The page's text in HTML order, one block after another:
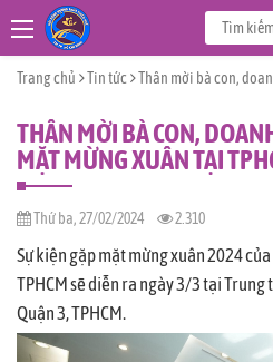
Trang chủ Tin tức Thân mời bà con, doanh
THÂN MỜI BÀ CON,
MẶT MỪNG XUÂN TẠI
Thứ ba, 27/02/2024 2.310
Sự kiện gặp mặt mừng xuân 2024
TPHCM sẽ diễn ra ngày 3/3 tại Trung
Quận 3, TPHCM.